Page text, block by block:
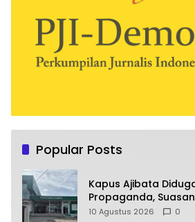
Popular Posts
Kapus Ajibata
Propaganda,
Harmonis
10 Agustus 2026 0